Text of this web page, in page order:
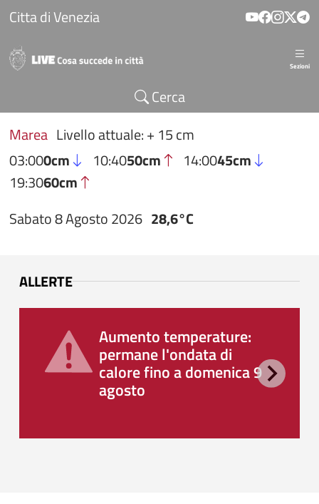
Salta al contenuto principale
Citta di Venezia
Sezioni
Cerca
Marea Livello attuale: + 15 cm
03:000cm 10:4050cm 14:0045cm
19:3060cm
Sabato 8 Agosto 2026 28,6°C
ALLERTE
Aumento temperature:
permane l'ondata di
calore fino a domenica 9
agosto